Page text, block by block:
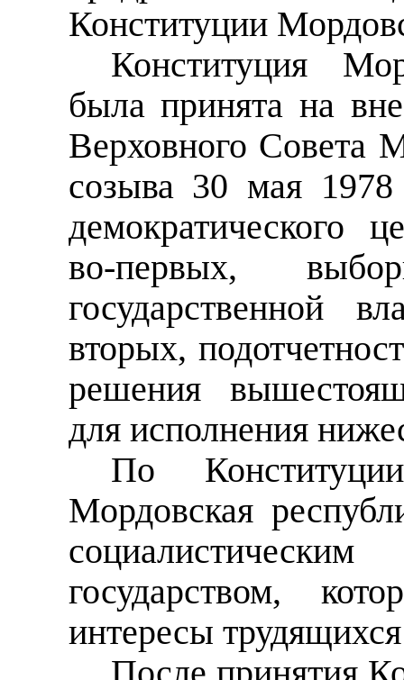
Конституции
Конституция
была принята на
Верховного Совета
созыва 30 мая
демократического
во-первых,
государственной
вторых,
решения
для исполнения
По
Мордовская
государством,
интересы